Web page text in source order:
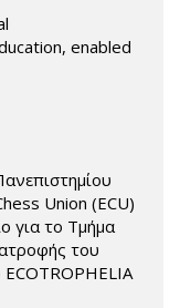
enabled
Union (ECU)
για το Τμήμα
του